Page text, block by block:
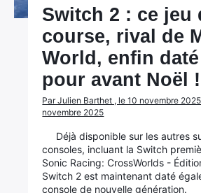
Switch 2 : ce jeu
course, rival de
World, enfin daté
pour avant Noël !
Par Julien Barthet , le 10 novembre
novembre 2025
Déjà disponible sur les autres
consoles, incluant la Switch
Sonic Racing: CrossWorlds -
Switch 2 est maintenant daté
console de nouvelle génération.